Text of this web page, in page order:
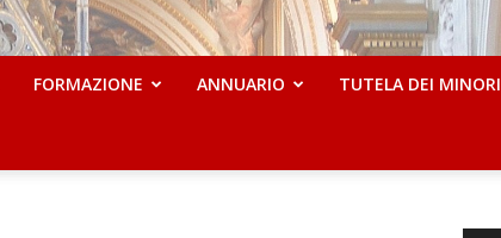
FORMAZIONE ANNUARIO TUTELA DEI MINORI